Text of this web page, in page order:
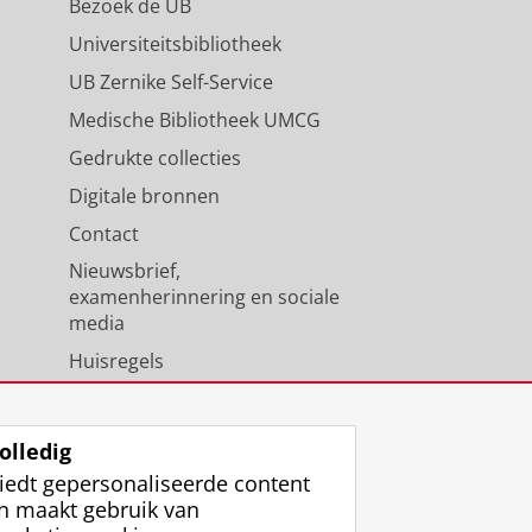
Bezoek de UB
Universiteitsbibliotheek
UB Zernike Self-Service
Medische Bibliotheek UMCG
Gedrukte collecties
Digitale bronnen
Contact
Nieuwsbrief,
examenherinnering en sociale
media
Huisregels
Universiteitsbibliotheek
gepersonaliseerde content
maakt gebruik van